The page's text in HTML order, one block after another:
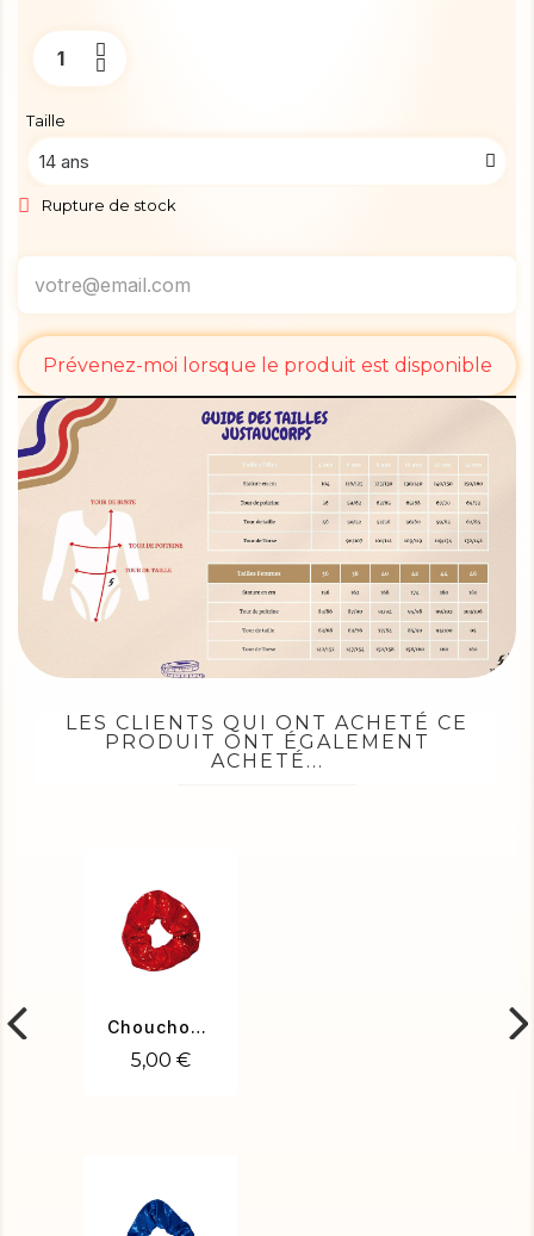
Taille
Rupture de stock
Prévenez-moi lorsque le produit est disponible
LES CLIENTS QUI ONT ACHETÉ CE
PRODUIT ONT ÉGALEMENT
ACHETÉ...
Chouchou rouge
5,00 €